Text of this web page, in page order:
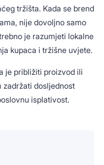
tržišta. Kada se brend
nije dovoljno samo
je razumjeti lokalne
kupaca i tržišne uvjete.
je približiti proizvod ili
zadržati dosljednost
isplativost.